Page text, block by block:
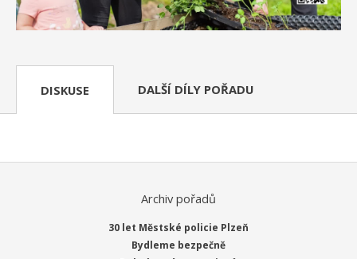
DISKUSE DALŠÍ DÍLY POŘADU
Archiv pořadů
30 let Městské policie Plzeň
Bydleme bezpečně